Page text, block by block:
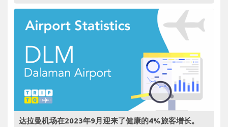
达拉曼机场在2023年9月迎来了健康的4%旅客增长。